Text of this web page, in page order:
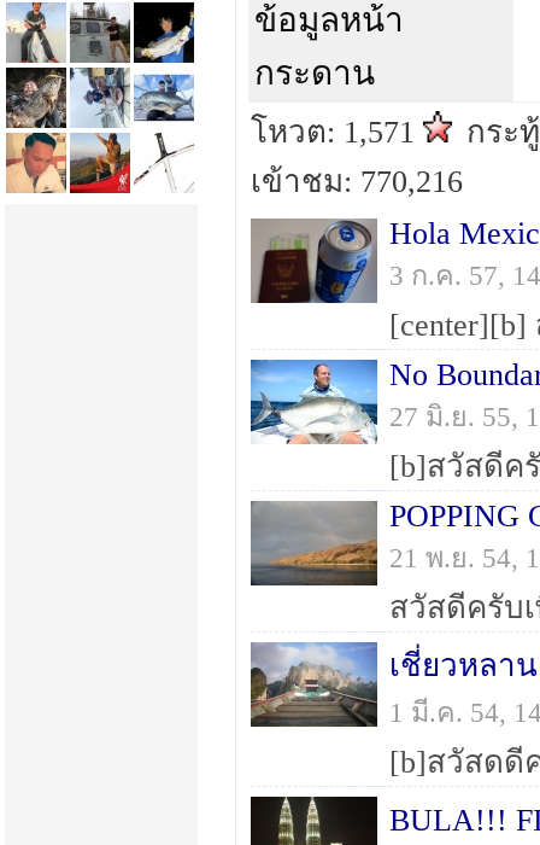
ข้อมูลหน้า
กระดาน
โหวต: 1,571
กระ
เข้าชม: 770,216
3 ก.ค. 57,
No
27 มิ.ย. 55,
POPPING
21 พ.ย. 54,
เชี่ยวหลา
1 มี.ค. 54,
BULA!!!